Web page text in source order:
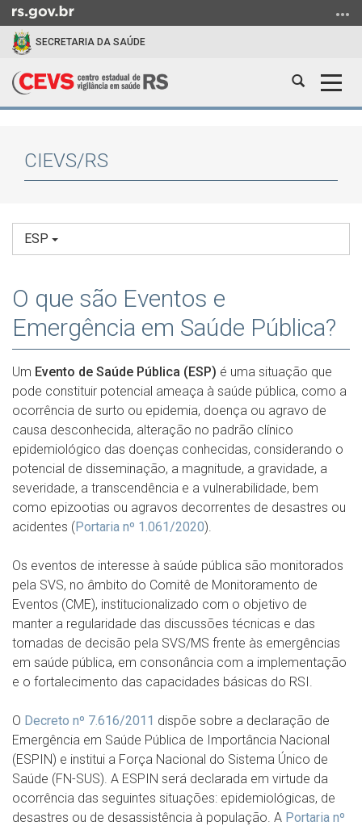
para
para
para
busca
SECRETARIA DA SAÚDE
Abrir
conteúdoCIEVS/RS
ESP
O que são Eventos e
Emergência em Saúde Pública?
Um Evento de Saúde Pública (ESP) é uma situação que
pode constituir potencial ameaça à saúde pública, como a
ocorrência de surto ou epidemia, doença ou agravo de
causa desconhecida, alteração no padrão clínico
epidemiológico das doenças conhecidas, considerando o
potencial de disseminação, a magnitude, a gravidade, a
severidade, a transcendência e a vulnerabilidade, bem
como epizootias ou agravos decorrentes de desastres ou
acidentes (Portaria nº 1.061/2020).
Os eventos de interesse à saúde pública são monitorados
pela SVS, no âmbito do Comitê de Monitoramento de
Eventos (CME), institucionalizado com o objetivo de
manter a regularidade das discussões técnicas e das
tomadas de decisão pela SVS/MS frente às emergências
em saúde pública, em consonância com a implementação
e o fortalecimento das capacidades básicas do RSI.
O Decreto nº 7.616/2011 dispõe sobre a declaração de
Emergência em Saúde Pública de Importância Nacional
(ESPIN) e institui a Força Nacional do Sistema Único de
Saúde (FN-SUS). A ESPIN será declarada em virtude da
ocorrência das seguintes situações: epidemiológicas, de
desastres ou de desassistência à população. A Portaria nº